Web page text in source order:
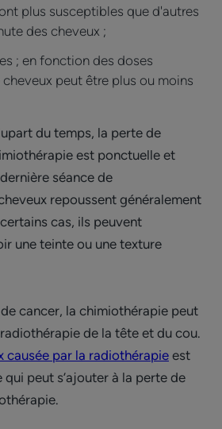
plus susceptibles que d'autres
des cheveux ;
; en fonction des doses
peut être plus ou moins
du temps, la perte de
est ponctuelle et
séance de
repoussent généralement
cas, ils peuvent
une teinte ou une texture
cancer, la chimiothérapie peut
de la tête et du cou.
causée par la radiothérapie est
peut s’ajouter à la perte de